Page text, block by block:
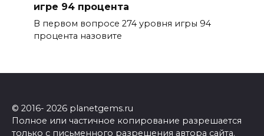
игре 94 процента
В первом вопросе 274 уровня игры 94
процента назовите
© 2016- 2026 planetgems.ru
Полное или частичное копирование разрешается
только с письменного разрешения автора сайта.